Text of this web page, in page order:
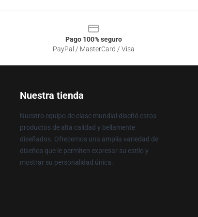
Pago 100% seguro
PayPal / MasterCard / Visa
Nuestra tienda
Nuestro equipo de clase mundial diseñó estos
productos de alta calidad y bellamente
diseñados. Ofrecemos una amplia variedad de
diseños que le permiten expresar su estilo y
mostrar su personalidad única.